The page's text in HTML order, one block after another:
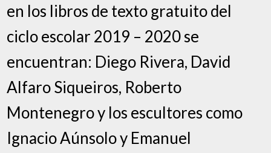
en los libros de texto gratuito del
ciclo escolar 2019 – 2020 se
encuentran: Diego Rivera, David
Alfaro Siqueiros, Roberto
Montenegro y los escultores como
Ignacio Aúnsolo y Emanuel